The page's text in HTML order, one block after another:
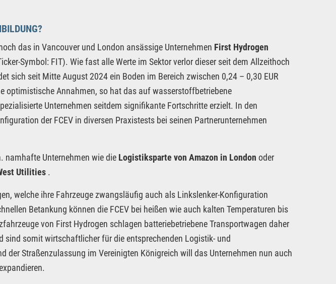
das in Vancouver und London ansässige Unternehmen First Hydrogen
Symbol: FIT). Wie fast alle Werte im Sektor verlor dieser seit dem Allzeithoch
sich seit Mitte August 2024 ein Boden im Bereich zwischen 0,24 – 0,30 EUR
optimistische Annahmen, so hat das auf wasserstoffbetriebene
Unternehmen seitdem signifikante Fortschritte erzielt. In den
der FCEV in diversen Praxistests bei seinen Partnerunternehmen
namhafte Unternehmen wie die Logistiksparte von Amazon in London oder
Utilities .
welche ihre Fahrzeuge zwangsläufig auch als Linkslenker-Konfiguration
Betankung können die FCEV bei heißen wie auch kalten Temperaturen bis
von First Hydrogen schlagen batteriebetriebene Transportwagen daher
sind somit wirtschaftlicher für die entsprechenden Logistik- und
der Straßenzulassung im Vereinigten Königreich will das Unternehmen nun auch